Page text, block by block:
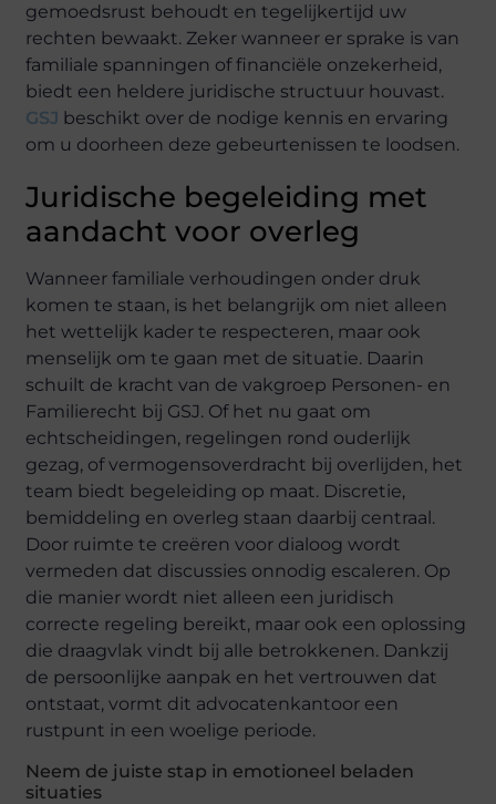
gemoedsrust behoudt en tegelijkertijd uw
rechten bewaakt. Zeker wanneer er sprake is van
familiale spanningen of financiële onzekerheid,
biedt een heldere juridische structuur houvast.
GSJ beschikt over de nodige kennis en ervaring
om u doorheen deze gebeurtenissen te loodsen.
Juridische begeleiding met
aandacht voor overleg
Wanneer familiale verhoudingen onder druk
komen te staan, is het belangrijk om niet alleen
het wettelijk kader te respecteren, maar ook
menselijk om te gaan met de situatie. Daarin
schuilt de kracht van de vakgroep Personen- en
Familierecht bij GSJ. Of het nu gaat om
echtscheidingen, regelingen rond ouderlijk
gezag, of vermogensoverdracht bij overlijden, het
team biedt begeleiding op maat. Discretie,
bemiddeling en overleg staan daarbij centraal.
Door ruimte te creëren voor dialoog wordt
vermeden dat discussies onnodig escaleren. Op
die manier wordt niet alleen een juridisch
correcte regeling bereikt, maar ook een oplossing
die draagvlak vindt bij alle betrokkenen. Dankzij
de persoonlijke aanpak en het vertrouwen dat
ontstaat, vormt dit advocatenkantoor een
rustpunt in een woelige periode.
Neem de juiste stap in emotioneel beladen
situaties